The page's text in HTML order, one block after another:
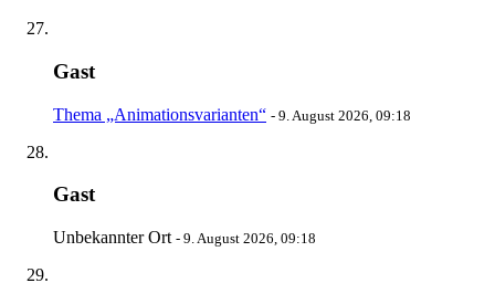
Gast
Thema „Animationsvarianten“ - 9. August 2026, 09:18
Gast
Unbekannter Ort - 9. August 2026, 09:18